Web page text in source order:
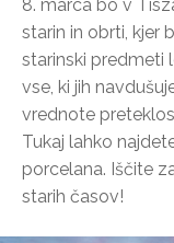
8. marca bo v
starin in obrti, kjer
starinski predmeti
vse, ki jih
vrednote
Tukaj lahko
porcelana. Iščite
starih časov!